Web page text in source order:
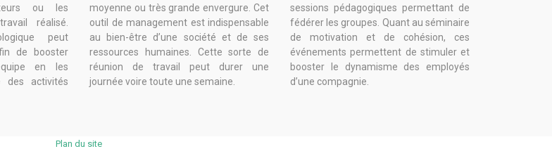
ou les
réalisé.
peut
de booster
en les
des activités
moyenne ou très grande envergure. Cet
outil de management est indispensable
au bien-être d’une société et de ses
ressources humaines. Cette sorte de
réunion de travail peut durer une
journée voire toute une semaine.
sessions pédagogiques permettant de
fédérer les groupes. Quant au séminaire
de motivation et de cohésion, ces
événements permettent de stimuler et
booster le dynamisme des employés
d’une compagnie.
Plan du site